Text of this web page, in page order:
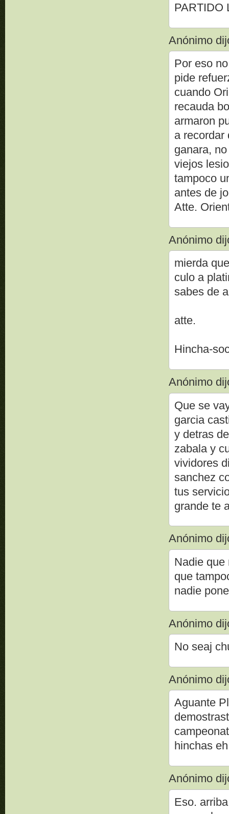
PARTIDO
Anónimo
Por eso
pide
cuando
recauda
armaron
a recordar
ganara,
viejos
tampoco
antes de
Atte.
Anónimo
mierda
culo a
sabes de
atte.
Hincha-
Anónimo
Que se
garcia
y detras
zabala y
vividores
sanchez
tus
grande te
Anónimo
Nadie que
que
nadie
Anónimo
No seaj
Anónimo
Aguante
hinchas
Anónimo
Eso.